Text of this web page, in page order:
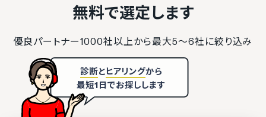
無料で選定します
優良パートナー1000社以上から最大5〜6社に絞り込み
診断とヒアリングから
最短1日でお探しします